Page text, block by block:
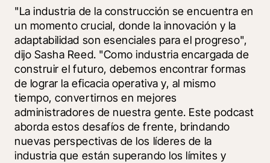
"La industria de la construcción se encuentra en
un momento crucial, donde la innovación y la
adaptabilidad son esenciales para el progreso",
dijo Sasha Reed. "Como industria encargada de
construir el futuro, debemos encontrar formas
de lograr la eficacia operativa y, al mismo
tiempo, convertirnos en mejores
administradores de nuestra gente. Este podcast
aborda estos desafíos de frente, brindando
nuevas perspectivas de los líderes de la
industria que están superando los límites y